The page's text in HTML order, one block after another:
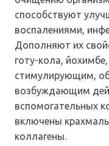
способствуют
воспалениями,
Дополняют их
готу-кола,
стимулирующим,
возбуждающим
вспомогательных
включены
коллагены.